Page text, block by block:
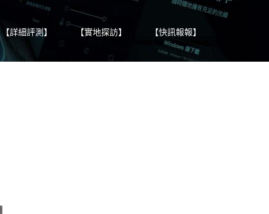
【詳細評測】 【實地探訪】 【快訊報報】